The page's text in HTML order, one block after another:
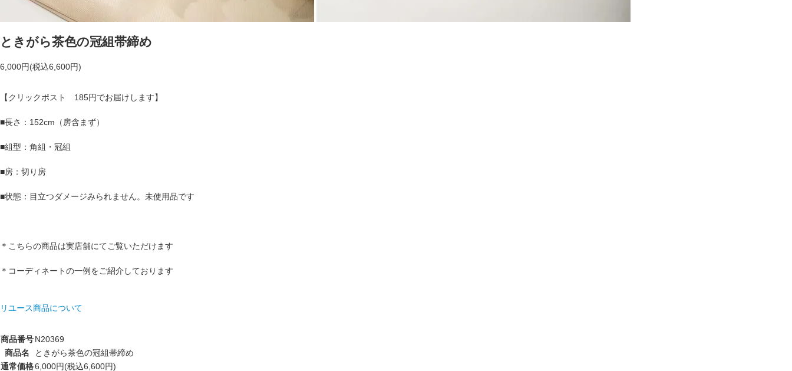
ときがら茶色の冠組帯締め
6,000円(税込6,600円)
【クリックポスト 185円でお届けします】
■長さ：152cm（房含まず）
■組型：角組・冠組
■房：切り房
■状態：目立つダメージみられません。未使用品です
＊こちらの商品は実店舗にてご覧いただけます
＊コーディネートの一例をご紹介しております
リユース商品について
商品番号N20369
商品名
ときがら茶色の冠組帯締め
通常価格6,000円(税込6,600円)